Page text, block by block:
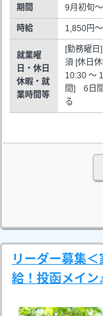
期間 9月初旬
時給 1,850円～
就業曜
日・休日
休暇・就
業時間等
[勤務曜
須 [休日
10:30 ～
間] 6日
る
リーダー募集
給！投函メイン